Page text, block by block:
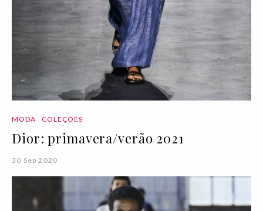
MODA COLEÇÕES
Dior: primavera/verão 2021
30 Sep 2020